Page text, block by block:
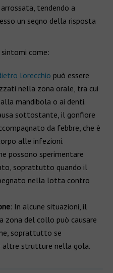
tendendo a
un segno della risposta
come:
l'orecchio può essere
nella zona orale, tra cui
mandibola o ai denti.
sottostante, il gonfiore
da febbre, che è
alle infezioni.
possono sperimentare
soprattutto quando il
nella lotta contro
: In alcune situazioni, il
zona del collo può causare
soprattutto se
altre strutture nella gola.